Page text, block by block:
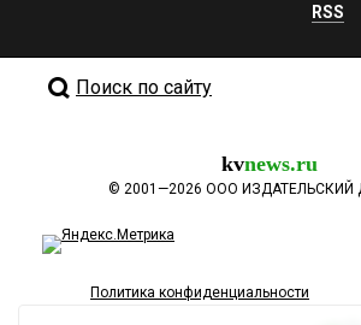
RSS
Поиск по сайту
kvnews.ru
© 2001—2026 ООО ИЗДАТЕЛЬСКИЙ
Политика конфиденциальности